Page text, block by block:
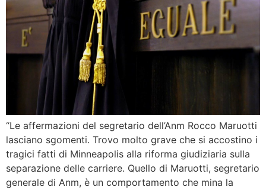
“Le affermazioni del segretario dell’Anm Rocco Maruotti
lasciano sgomenti. Trovo molto grave che si accostino i
tragici fatti di Minneapolis alla riforma giudiziaria sulla
separazione delle carriere. Quello di Maruotti, segretario
generale di Anm, è un comportamento che mina la